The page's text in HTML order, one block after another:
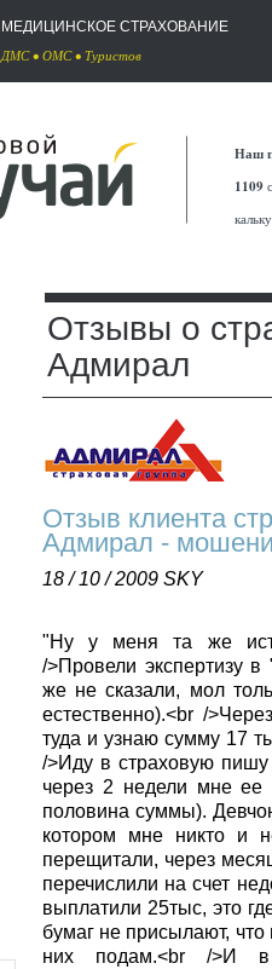
МЕДИЦИНСКОЕ СТРАХОВАНИЕ
ДМС• ОМС• Туристов
Наш
1109
Отзывы о
Адмирал
Отзыв клиента
Адмирал -
18 / 10 / 2009 SKY
"Ну у меня та же
/>Провели экспертизу
же не сказали, мол
естественно).<br /
туда и узнаю сумму 17
/>Иду в страховую пишу
через 2 недели мне
половина суммы).
котором мне никто и
перещитали, через
перечислили на счет
выплатили 25тыс, это
бумаг не присылают, что
них подам.<br />И в